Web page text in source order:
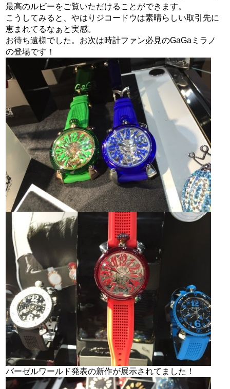
最高のルビーをご覧いただけることができます。
こうしてみると、やはりジコードウは素晴らしい取引先に
恵まれてるなぁと実感。
お待ち遠様でした。お次は時計ファン必見のGaGaミラノ
の登場です！
バーゼルワールド発表の新作が展示されてました！